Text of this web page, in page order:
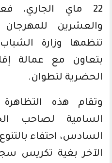
22 ماي الجاري،
والعشرين للمهرجان
تنظمها وزارة
بتعاون مع عمالة
الحضرية لتطوان.
وتقام هذه التظاهرة
السامية لصاحب
السادس، احتفاء
الآخر بغية تكريس